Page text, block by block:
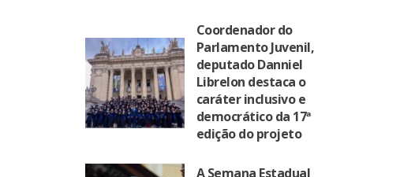
Coordenador do
Parlamento Juvenil,
deputado Danniel
Librelon destaca o
caráter inclusivo e
democrático da 17ª
edição do projeto
A Semana Estadual